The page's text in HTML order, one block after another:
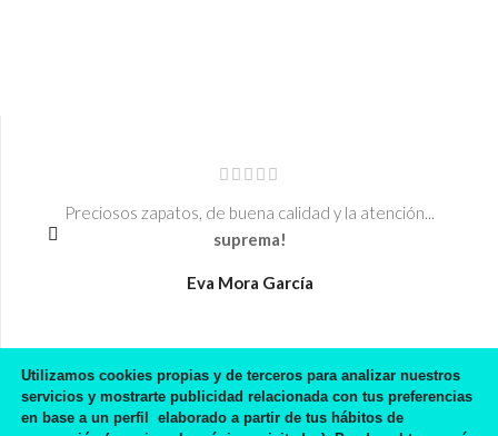
Preciosos zapatos, de buena calidad y la atención...
suprema!
Eva Mora García
Utilizamos cookies propias y de terceros para analizar nuestros
servicios y mostrarte publicidad relacionada con tus preferencias
en base a un perfil elaborado a partir de tus hábitos de